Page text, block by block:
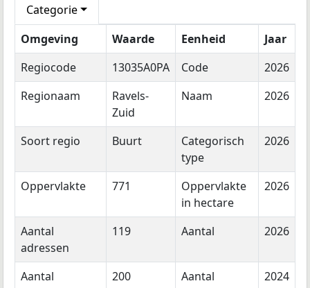
Categorie
Omgeving
Waarde Eenheid
Jaar
Regiocode
13035A0PA Code
2026
Regionaam
Ravels-
Zuid
Naam 2026
Soort regio Buurt
Categorisch
type
2026
Oppervlakte 771
Oppervlakte
in hectare
2026
Aantal
adressen
119 Aantal 2026
Aantal
200 Aantal 2024